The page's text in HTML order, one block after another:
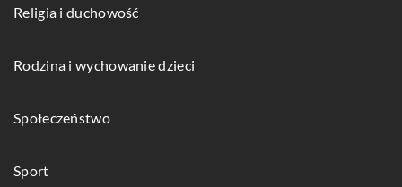
Religia i duchowość
Rodzina i wychowanie dzieci
Społeczeństwo
Sport